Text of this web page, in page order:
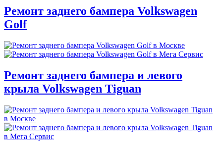
Ремонт заднего бампера Volkswagen
Golf
Ремонт заднего бампера и левого
крыла Volkswagen Tiguan